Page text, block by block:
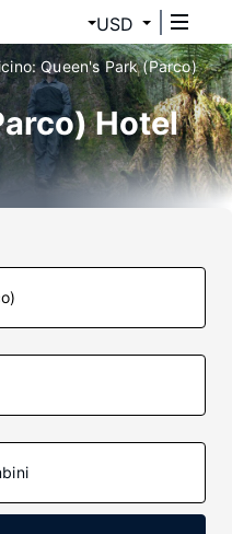
USD
Queen's Park (Parco)
Hotel